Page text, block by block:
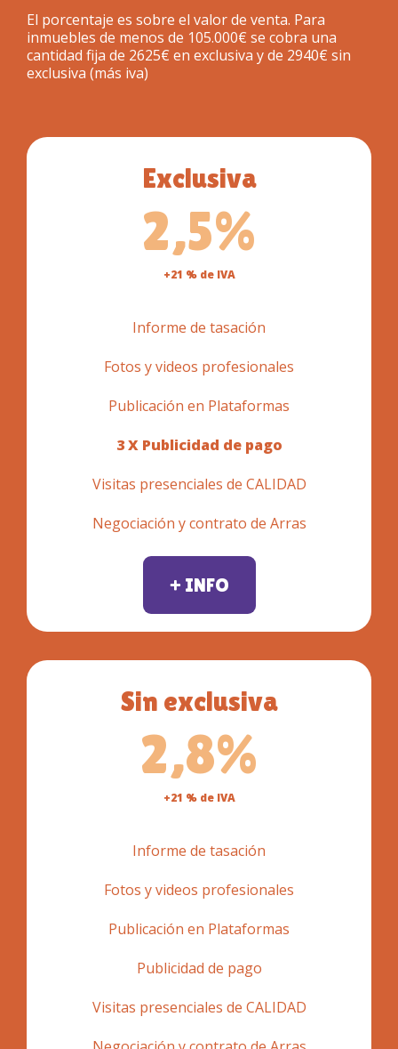
El porcentaje es sobre el valor de venta. Para
inmuebles de menos de 105.000€ se cobra una
cantidad fija de 2625€ en exclusiva y de 2940€ sin
exclusiva (más iva)
Exclusiva
2,5%
+21 % de IVA
Informe de tasación
Fotos y videos profesionales
Publicación en Plataformas
3 X Publicidad de pago
Visitas presenciales de CALIDAD
Negociación y contrato de Arras
+ INFO
Sin exclusiva
2,8%
+21 % de IVA
Informe de tasación
Fotos y videos profesionales
Publicación en Plataformas
Publicidad de pago
Visitas presenciales de CALIDAD